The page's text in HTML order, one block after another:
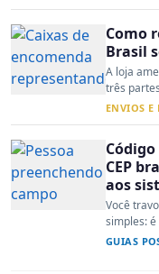
Como
Brasil
A loja
três
ENVIOS E
CEP
aos
Você
simples: é
GUIAS